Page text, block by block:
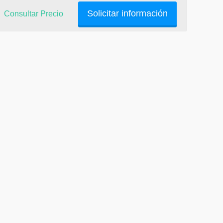
Solicitar información
Consultar Precio